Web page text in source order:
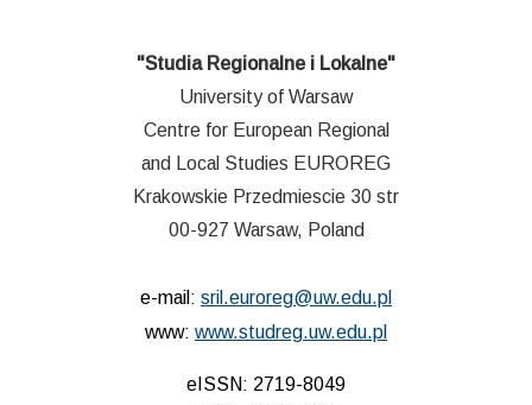
"Studia Regionalne i Lokalne"
University of Warsaw
Centre for European Regional
and Local Studies EUROREG
Krakowskie Przedmiescie 30 str
00-927 Warsaw, Poland
e-mail: sril.euroreg@uw.edu.pl
www: www.studreg.uw.edu.pl
eISSN: 2719-8049